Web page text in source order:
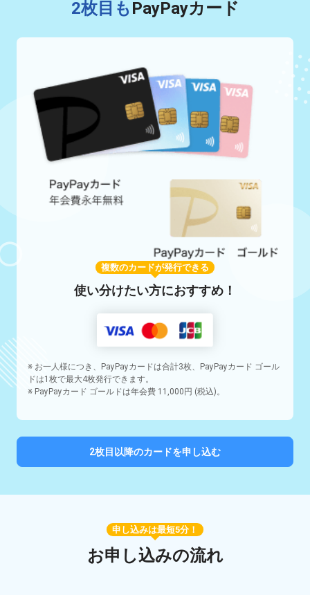
2枚目も PayPayカード
複数のカードが発行できる
使い分けたい方におすすめ！
※ お一人様につき、PayPayカードは合計3枚、PayPayカード ゴール
ドは1枚で最大4枚発行できます。
※ PayPayカード ゴールドは年会費 11,000円 (税込)。
2枚目以降のカードを申し込む
申し込みは最短5分！
お申し込みの流れ